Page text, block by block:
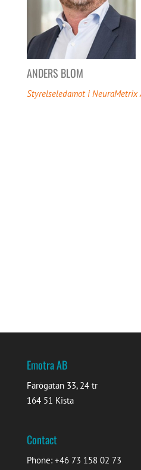
ANDERS BLOM
Styrelseledamot i NeuraMetrix
Emotra AB
Färögatan 33, 24 tr
164 51 Kista
Contact
Phone: +46 73 158 02 73